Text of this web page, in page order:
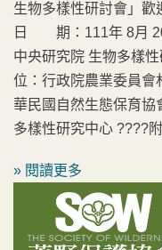
生物多樣性研討會」歡
日 期：111年 8月
中央研究院 生物多樣
位：行政院農業委員會
華民國自然生態保育協
多樣性研究中心 ????
» 閱讀更多